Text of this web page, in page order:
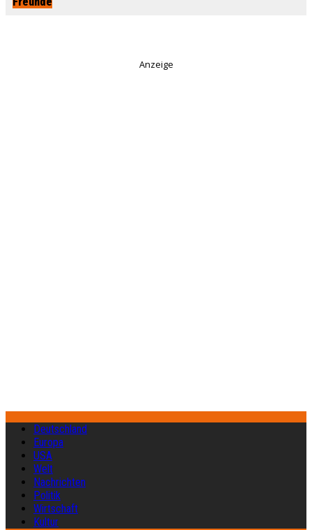
Anzeige
Deutschland
Europa
USA
Welt
Nachrichten
Politik
Wirtschaft
Kultur